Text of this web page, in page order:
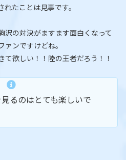
たことは見事です。
沢の対決がますます面白くなって
ンですけどね。
欲しい！！陸の王者だろう！！
るのはとても楽しいで